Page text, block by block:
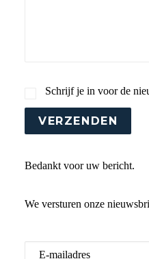
Schrijf je in voor de
VERZENDEN
Bedankt voor uw bericht.
We versturen onze
E-mailadres